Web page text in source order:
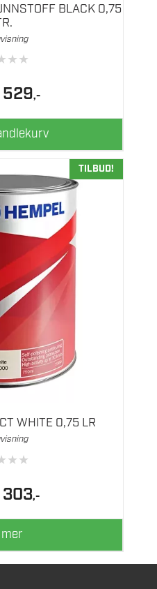
BLACK 0,75
★★
Opprinnelig
pris
var:
559.
529pris
er:
529.
,-
TILBUD!
WHITE 0,75 LR
★★
Opprinnelig
pris
var:
379.
303Nåværende
pris
er:
,-